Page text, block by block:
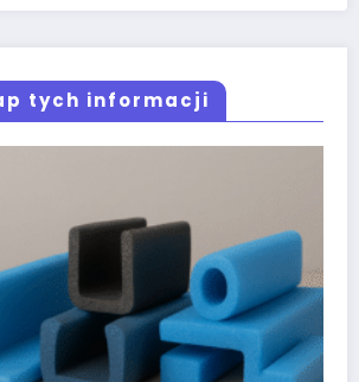
tych informacji